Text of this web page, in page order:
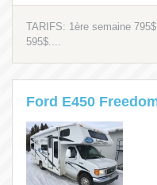
TARIFS: 1ère semaine
595$....
Ford E450